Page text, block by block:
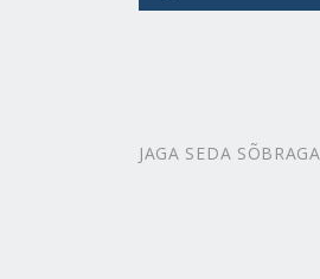
JAGA SEDA SÕBRAGA